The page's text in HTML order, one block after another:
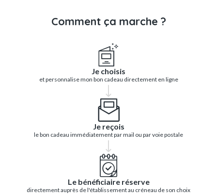
Comment ça marche ?
Je choisis
et personnalise mon bon cadeau directement en ligne
Je reçois
le bon cadeau immédiatement par mail ou par voie postale
Le bénéficiaire réserve
directement auprès de l'établissement au créneau de son choix